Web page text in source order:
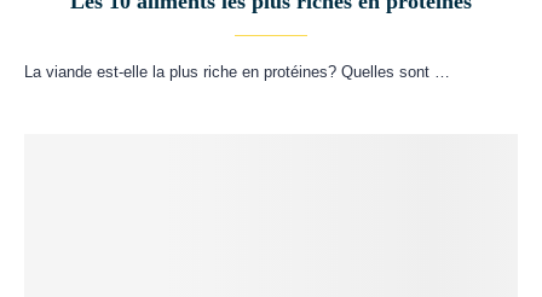
La viande est-elle la plus riche en protéines? Quelles sont …